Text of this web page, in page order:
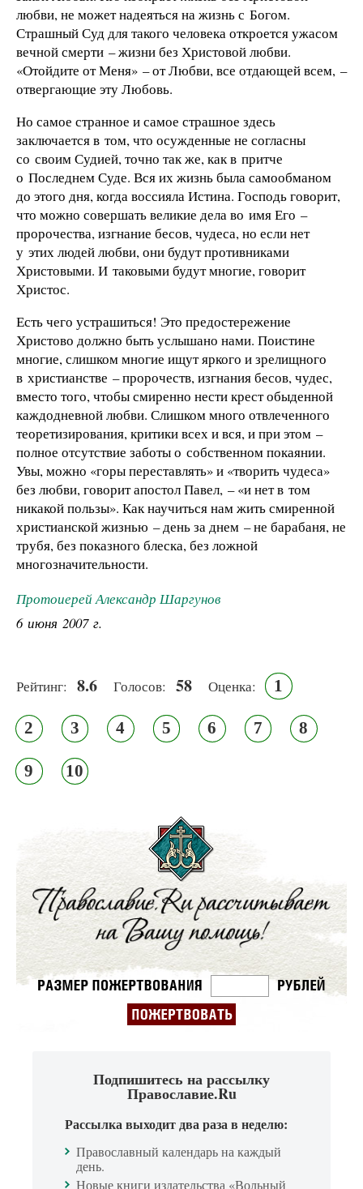
любви, не может надеяться на жизнь с Богом.
Страшный Суд для такого человека откроется ужасом
вечной смерти – жизни без Христовой любви.
«Отойдите от Меня» – от Любви, все отдающей всем, –
отвергающие эту Любовь.
Но самое странное и самое страшное здесь
заключается в том, что осужденные не согласны
со своим Судией, точно так же, как в притче
о Последнем Суде. Вся их жизнь была самообманом
до этого дня, когда воссияла Истина. Господь говорит,
что можно совершать великие дела во имя Его –
пророчества, изгнание бесов, чудеса, но если нет
у этих людей любви, они будут противниками
Христовыми. И таковыми будут многие, говорит
Христос.
Есть чего устрашиться! Это предостережение
Христово должно быть услышано нами. Поистине
многие, слишком многие ищут яркого и зрелищного
в христианстве – пророчеств, изгнания бесов, чудес,
вместо того, чтобы смиренно нести крест обыденной
каждодневной любви. Слишком много отвлеченного
теоретизирования, критики всех и вся, и при этом –
полное отсутствие заботы о собственном покаянии.
Увы, можно «горы переставлять» и «творить чудеса»
без любви, говорит апостол Павел, – «и нет в том
никакой пользы». Как научиться нам жить смиренной
христианской жизнью – день за днем – не барабаня, не
трубя, без показного блеска, без ложной
многозначительности.
Протоиерей Александр Шаргунов
6 июня 2007 г.
Рейтинг: 8.6 Голосов: 58 Оценка: 1
2 3 4 5 6 7 8
9 10
Подпишитесь на рассылку
Православие.Ru
Рассылка выходит два раза в неделю:
Православный календарь на каждый
день.
Новые книги издательства «Вольный